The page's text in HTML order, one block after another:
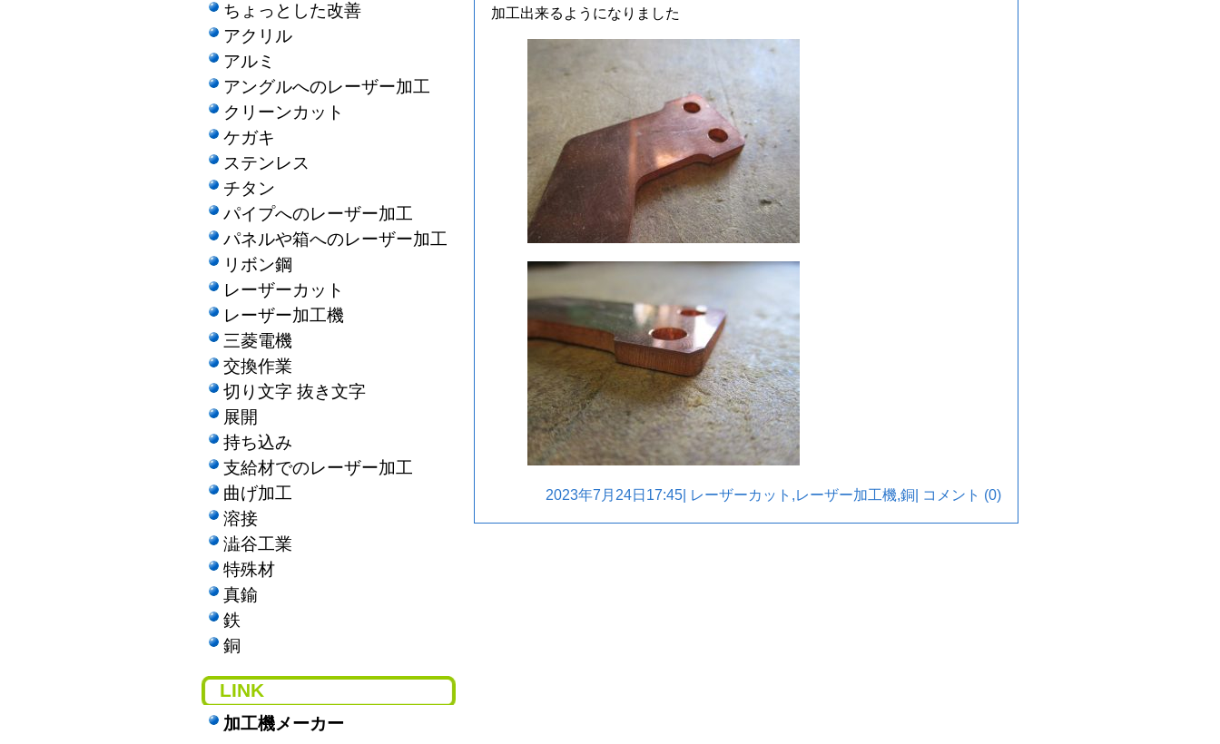
加工出来るようになりました
2023年7月24日17:45| レーザーカット ,レーザー加工機,銅 コメント (0)
ちょっとした改善
アクリル
アルミ
アングルへのレーザー加工
クリーンカット
ケガキ
ステンレス
チタン
パイプへのレーザー加工
パネルや箱へのレーザー加工
リボン鋼
レーザーカット
レーザー加工機
三菱電機
交換作業
切り文字 抜き文字
展開
持ち込み
支給材でのレーザー加工
曲げ加工
溶接
澁谷工業
特殊材
真鍮
鉄
銅
LINK
加工機メーカー